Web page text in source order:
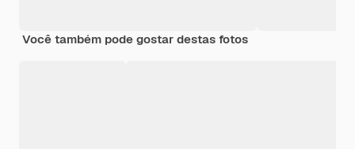
Você também pode gostar destas fotos